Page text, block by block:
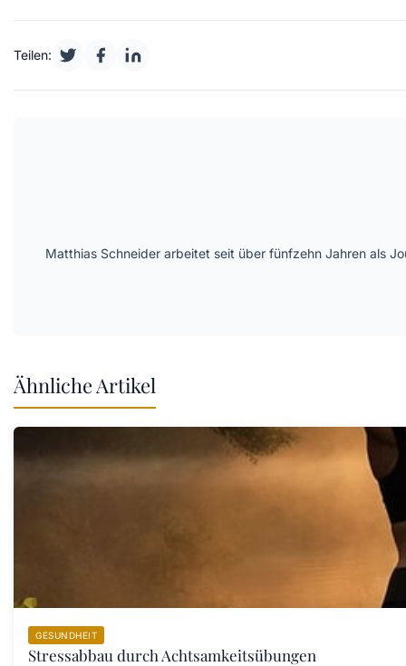
Teilen:
Matthias Schneider arbeitet seit über fünfzehn Jahren als
Ähnliche Artikel
GESUNDHEIT
Stressabbau durch Achtsamkeitsübungen